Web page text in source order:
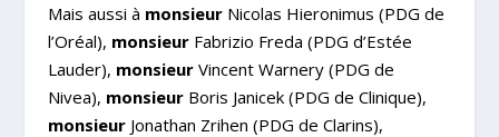
Mais aussi à monsieur Nicolas Hieronimus (PDG de
l’Oréal), monsieur Fabrizio Freda (PDG d’Estée
Lauder), monsieur Vincent Warnery(PDG de
Nivea), monsieurBoris Janicek (PDG de Clinique),
monsieur Jonathan Zrihen (PDG de Clarins),